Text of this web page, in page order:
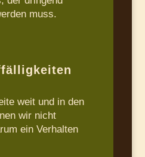
muss.
weit und in den
wir nicht
ein Verhalten